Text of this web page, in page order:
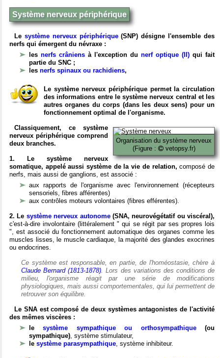
Système nerveux périphérique
Le système nerveux périphérique(SNP) désigne l'ensemble des
nerfs qui émergent du névraxe :
les nerfs crâniens à l'exception du nerf optique (II) qui fait
partie du SNC ;
les nerfs spinaux ou rachidiens,
Le système nerveux périphérique permet la circulation
des informations entre le système nerveux central et les
autres organes du corps (dans les deux sens) pour un
fonctionnement optimal de l'organisme.
Organisation du système nerveux
(Figure :
vetopsy.fr)
Classiquement, ce système
nerveux périphérique comprend
deux branches.
1. Le système nerveux
somatique, appelé aussi système de la vie de relation, composé de
nerfs, mais aussi de ganglions, est associé :
aux rapports de l'organisme avec l'environnement (récepteurs
sensoriels, fibres afférentes)
aux contrôles moteurs volontaires (fibres efférentes).
2. Le système nerveux autonome(SNA, neurovégétatif ou viscéral),
c'est-à-dire involontaire (littéralement " qui se régit par ses propres lois
", est associé du fonctionnement automatique des organes comme les
muscles lisses, le muscle cardiaque, la majorité des glandes exocrines
ou endocrines.
Ce système est responsable, en partie, de l'homéostasie, chère à
Claude Bernard (1813-1878). Lors des variations des conditions de
milieu, l'organisme réagit par une série de modifications
physiologiques, mais aussi comportementales, qui lui permettent de
retrouver son équilibre.
Le SNA est composé de deux systèmes antagonistes de l'activité
des mêmes viscères :
lesystème sympathique ou orthosympathique(ou
sympathique), système stimulateur,
le système parasympathique, système inhibiteur.